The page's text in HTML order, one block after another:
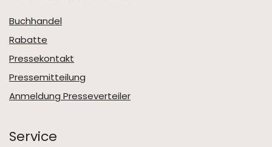
Buchhandel
Rabatte
Pressekontakt
Pressemitteilung
Anmeldung Presseverteiler
Service